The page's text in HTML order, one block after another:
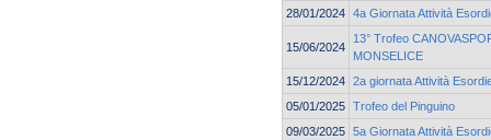
28/01/2024 4a Giornata Attività
15/06/2024
13° Trofeo
MONSELICE
15/12/2024 2a giornata Attività
05/01/2025 Trofeo del Pinguino
09/03/2025 5a Giornata Attività